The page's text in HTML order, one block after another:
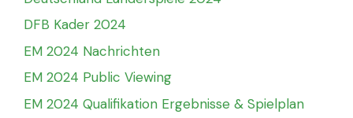
DFB Kader 2024
EM 2024 Nachrichten
EM 2024 Public Viewing
EM 2024 Qualifikation Ergebnisse & Spielplan